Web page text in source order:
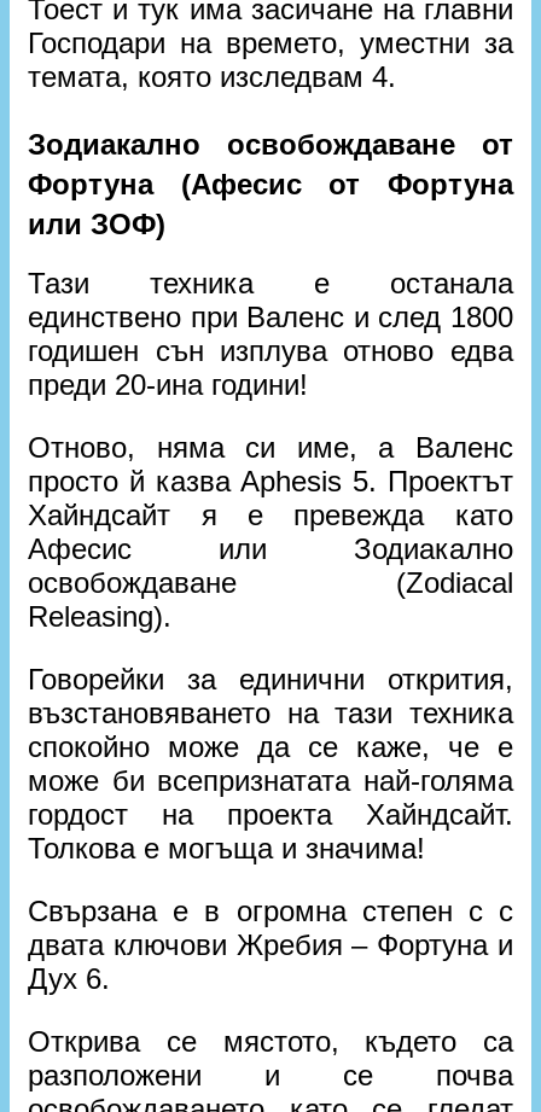
Тоест и тук има засичане на главни
Господари на времето, уместни за
темата, която изследвам 4.
Зодиакално освобождаване от
Фортуна (Афесис от Фортуна
или ЗОФ)
Тази техника е останала
единствено при Валенс и след 1800
годишен сън изплува отново едва
преди 20-ина години!
Отново, няма си име, а Валенс
просто й казва Aphesis 5. Проектът
Хайндсайт я е превежда като
Афесис или Зодиакално
освобождаване (Zodiacal
Releasing).
Говорейки за единични открития,
възстановяването на тази техника
спокойно може да се каже, че е
може би всепризнатата най-голяма
гордост на проекта Хайндсайт.
Толкова е могъща и значима!
Свързана е в огромна степен с с
двата ключови Жребия – Фортуна и
Дух 6.
Открива се мястото, където са
разположени и се почва